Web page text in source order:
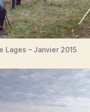
Lages – Janvier 2015